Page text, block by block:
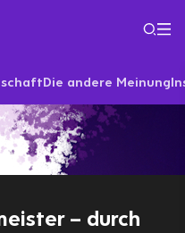
Die andere Meinung
– durch